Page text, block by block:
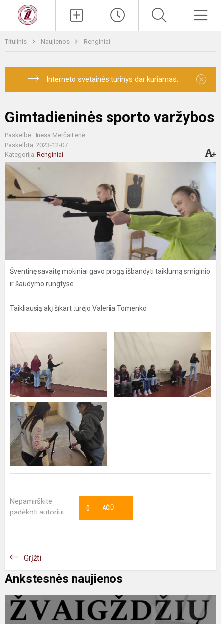
Titulinis Naujienos Renginiai
Interneto svetainės turinys dar kuriamas. ×
Gimtadieninės sporto varžybos
Paskelbė : Inesa Merčaitienė
Paskelbta: 2023-12-07
Kategorija: Renginiai
Šventinę savaitę mokiniai gavo progą išbandyti taiklumą smiginio
ir šaudymo rungtyse.
Taikliausią akį šįkart turėjo Valeriia Tomenko.
Nepamirškite
padėkoti autoriui
AČIŪ
0
Grįžti
Ankstesnės naujienos